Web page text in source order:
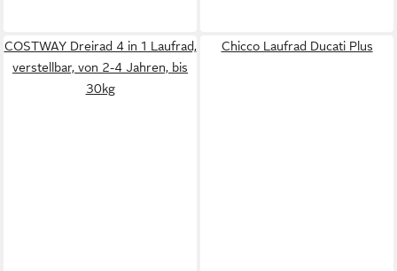
COSTWAY Dreirad 4 in 1 Laufrad,
verstellbar, von 2-4 Jahren, bis
30kg
Chicco Laufrad Ducati Plus